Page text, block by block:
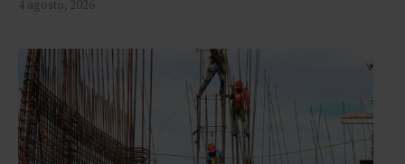
4 agosto, 2026